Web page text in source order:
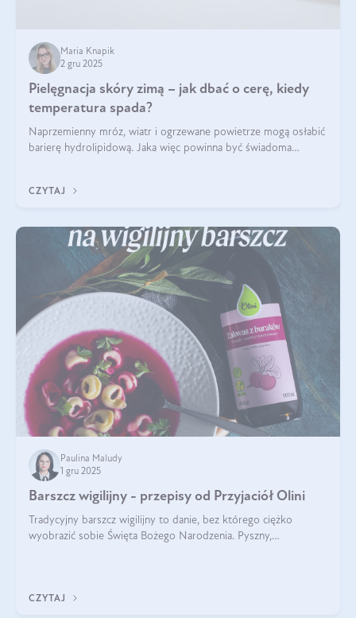
Maria Knapik
2 gru 2025
Pielęgnacja skóry zimą – jak dbać o cerę, kiedy
temperatura spada?
Naprzemienny mróz, wiatr i ogrzewane powietrze mogą osłabić
barierę hydrolipidową. Jaka więc powinna być świadoma
CZYTAJ
Paulina Maludy
1 gru 2025
Barszcz wigilijny - przepisy od Przyjaciół Olini
Tradycyjny barszcz wigilijny to danie, bez którego ciężko
wyobrazić sobie Święta Bożego Narodzenia. Pyszny,
CZYTAJ